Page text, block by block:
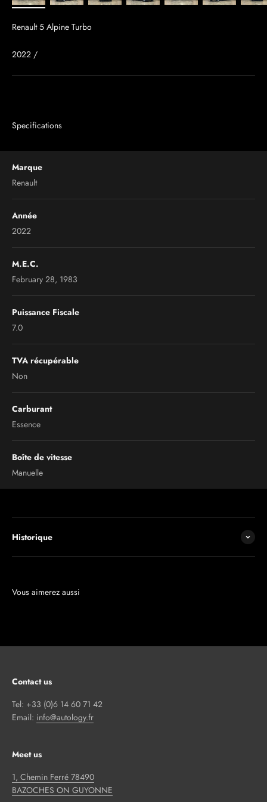
Renault 5 Alpine Turbo
2022 /
Specifications
Marque
Renault
Année
2022
M.E.C.
February 28, 1983
Puissance Fiscale
7.0
TVA récupérable
Non
Carburant
Essence
Boîte de vitesse
Manuelle
Historique
Contact us
Tel: +33 (0)6 14 60 71 42
Email: info@autology.fr
Meet us
1, Chemin Ferré 78490
BAZOCHES ON GUYONNE